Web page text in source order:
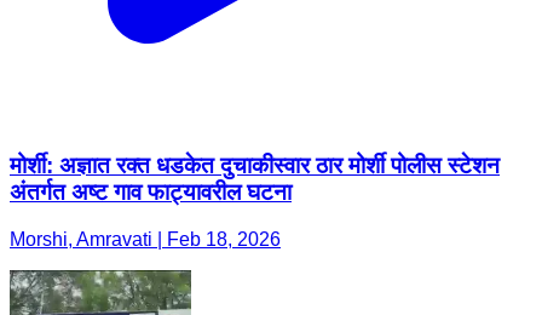
मोर्शी: अज्ञात रक्त धडकेत दुचाकीस्वार ठार मोर्शी पोलीस स्टेशन
अंतर्गत अष्ट गाव फाट्यावरील घटना
Morshi, Amravati | Feb 18, 2026